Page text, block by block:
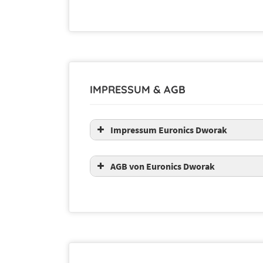
IMPRESSUM & AGB
Impressum Euronics Dworak
AGB von Euronics Dworak
ALLGEMEINE